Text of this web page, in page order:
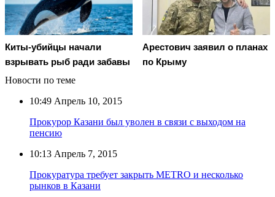
Киты-убийцы начали
взрывать рыб ради забавы
Арестович заявил о планах
по Крыму
Новости по теме
10:49 Апрель 10, 2015
Прокурор Казани был уволен в связи с выходом на
пенсию
10:13 Апрель 7, 2015
Прокуратура требует закрыть METRO и несколько
рынков в Казани